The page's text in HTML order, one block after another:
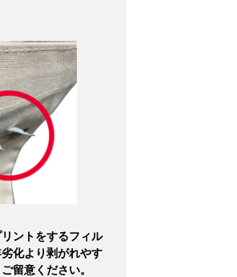
ントをするフィル
化より剥がれやす
留意ください。